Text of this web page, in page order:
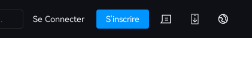
Se Connecter S'inscrire